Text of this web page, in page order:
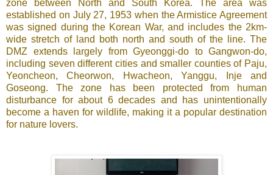
zone between North and South Korea. The area was
established on July 27, 1953 when the Armistice Agreement
was signed during the Korean War, and includes the 2km-
wide stretch of land both north and south of the line. The
DMZ extends largely from Gyeonggi-do to Gangwon-do,
including seven different cities and smaller counties of Paju,
Yeoncheon, Cheorwon, Hwacheon, Yanggu, Inje and
Goseong. The zone has been protected from human
disturbance for about 6 decades and has unintentionally
become a haven for wildlife, making it a popular destination
for nature lovers.